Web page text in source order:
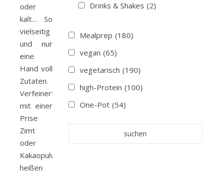
oder
kalt… So
vielseitig
und nur
eine
Hand voll
Zutaten.
Verfeinert
mit einer
Prise
Zimt
oder
Kakaopulver,
heißen
Drinks & Shakes (2)
Mealprep (180)
vegan (65)
vegetarisch (190)
high-Protein (100)
One-Pot (54)